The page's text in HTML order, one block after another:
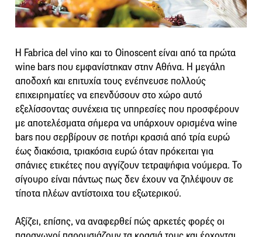
H Fabrica del vino και το Oinoscent είναι από τα πρώτα
wine bars που εμφανίστηκαν στην Αθήνα. Η μεγάλη
αποδοχή και επιτυχία τους ενέπνευσε πολλούς
επιχειρηματίες να επενδύσουν στο χώρο αυτό
εξελίσσοντας συνέχεια τις υπηρεσίες που προσφέρουν
με αποτελέσματα σήμερα να υπάρχουν ορισμένα wine
bars που σερβίρουν σε ποτήρι κρασιά από τρία ευρώ
έως διακόσια, τριακόσια ευρώ όταν πρόκειται για
σπάνιες ετικέτες που αγγίζουν τετραψήφια νούμερα. Το
σίγουρο είναι πάντως πως δεν έχουν να ζηλέψουν σε
τίποτα πλέων αντίστοιχα του εξωτερικού.
Αξίζει, επίσης, να αναφερθεί πώς αρκετές φορές οι